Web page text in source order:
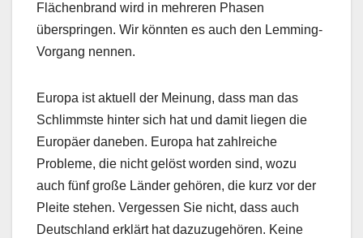
Flächenbrand wird in mehreren Phasen
überspringen. Wir könnten es auch den Lemming-
Vorgang nennen.
Europa ist aktuell der Meinung, dass man das
Schlimmste hinter sich hat und damit liegen die
Europäer daneben. Europa hat zahlreiche
Probleme, die nicht gelöst worden sind, wozu
auch fünf große Länder gehören, die kurz vor der
Pleite stehen. Vergessen Sie nicht, dass auch
Deutschland erklärt hat dazuzugehören. Keine